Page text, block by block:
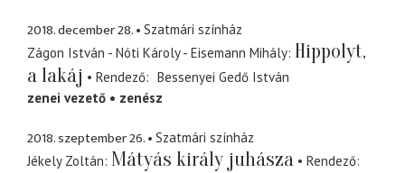
2018. december 28.
Szatmári színház
Zágon István - Nóti Károly - Eisemann Mihály Hippolyt,
a lakáj
Rendező
Bessenyei Gedő István
zenei vezető
zenész
2018. szeptember 26.
Szatmári színház
Jékely Zoltán Mátyás király juhásza
Rendező